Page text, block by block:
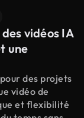
vidéos IA
une
des projets
vidéo de
et flexibilité